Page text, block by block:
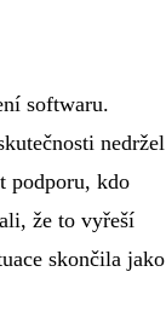
softwaru.
nedržel
podporu, kdo
že to vyřeší
skončila jako